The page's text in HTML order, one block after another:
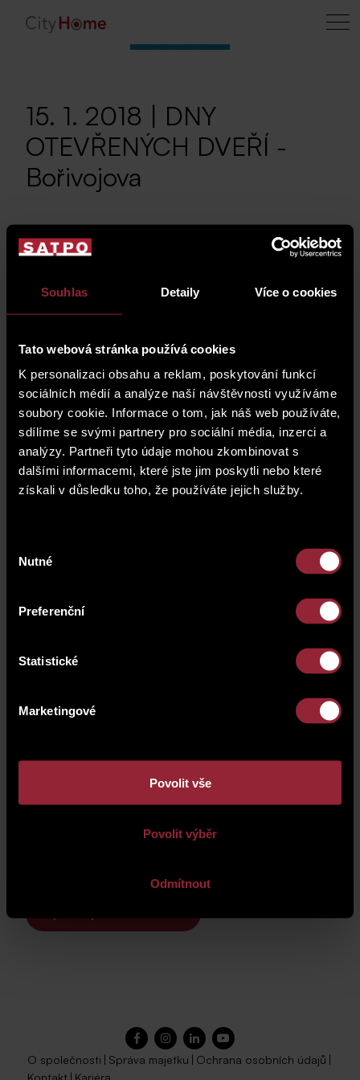
Souhlas Detaily Více o cookies
Tato webová stránka používá cookies
K personalizaci obsahu a reklam, poskytování funkcí
sociálních médií a analýze naší návštěvnosti využíváme
soubory cookie. Informace o tom, jak náš web používáte,
sdílíme se svými partnery pro sociální média, inzerci a
analýzy. Partneři tyto údaje mohou zkombinovat s
dalšími informacemi, které jste jim poskytli nebo které
získali v důsledku toho, že používáte jejich služby.
souhlasu
Nutné
Preferenční
Statistické
Marketingové
Povolit vše
Povolit výběr
Odmítnout
15. 1. 2018 | DNY
OTEVŘENÝCH DVEŘÍ -
Bořivojova
Přijměte, prosím, naše
pozvání a přijďte si
vybrat ze široké
bytů v rezidenčním
domě v
ulici Bořivojova 92 v
samém srdci Prahy 3,
na rozhraní pražských
čtvrtí Žižkov a Vinohrady.
prohlídku Vám poskytnou naši obchodní
16.00 do 20.00 hod a v sobotu 27. ledna od 10.00
do 15.00 hod.
V nabídce jsou bytové jednotky s dispozicí 2+kk
nebo 2+1 a dále dva ateliéry 1+kk s terasou nebo
prostory. Využijte jedinečné nabídky koupě bytu pro
vlastní bydlení nebo jako investici.
O společnosti | Správa majetku | Ochrana osobních údajů |
Kontakt | Kariéra